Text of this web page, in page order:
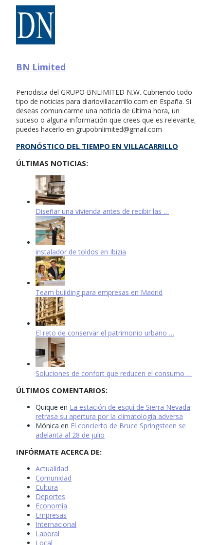
BN Limited
Periodista del GRUPO BNLIMITED N.W. Cubriendo todo
tipo de noticias para diariovillacarrillo.com en España. Si
deseas comunicarme una noticia de última hora, un
suceso o alguna información que crees que es relevante,
puedes hacerlo en grupobnlimited@gmail.com
PRONÓSTICO DEL TIEMPO EN VILLACARRILLO
ÚLTIMAS NOTICIAS:
Diseñar una vivienda antes de recibir las …
instalador de toldos en Ibizia
Team building para empresas en Madrid
El reto de conservar el patrimonio urbano …
Soluciones de confort que reducen el consumo …
ÚLTIMOS COMENTARIOS:
Quique en La estación de esquí de Sierra Nevada
retrasa su apertura por la climatología adversa
Mónica en El concierto de Bruce Springsteen se
adelanta al 28 de julio
INFÓRMATE ACERCA DE:
Actualidad
Comunidad
Cultura
Deportes
Economía
Empresas
Internacional
Laboral
Local